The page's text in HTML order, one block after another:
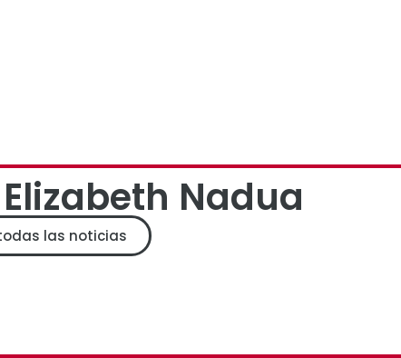
Nadua
las noticias